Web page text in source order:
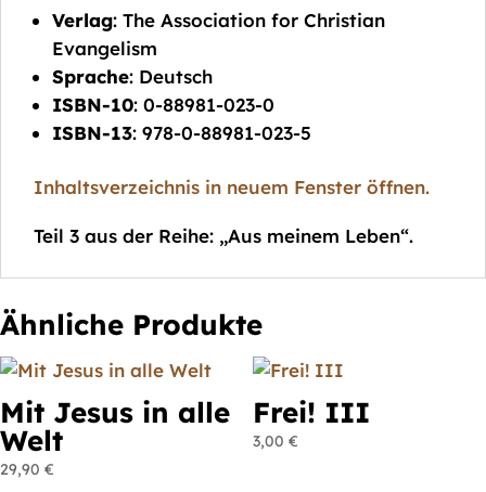
Verlag: The Association for Christian
Evangelism
Sprache: Deutsch
ISBN-10: 0-88981-023-0
ISBN-13: 978-0-88981-023-5
Inhaltsverzeichnis in neuem Fenster öffnen.
Teil 3 aus der Reihe: „Aus meinem Leben“.
Ähnliche Produkte
Mit Jesus in alle
Welt
29,90 €
Frei! III
3,00 €